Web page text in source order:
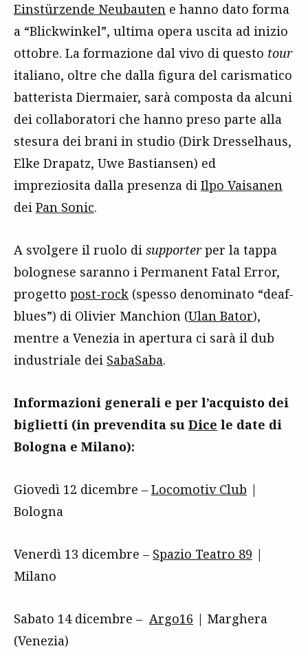
Einstürzende Neubauten e hanno dato forma
a “Blickwinkel”, ultima opera uscita ad inizio
ottobre. La formazione dal vivo di questo tour
italiano, oltre che dalla figura del carismatico
batterista Diermaier, sarà composta da alcuni
dei collaboratori che hanno preso parte alla
stesura dei brani in studio (Dirk Dresselhaus,
Elke Drapatz, Uwe Bastiansen) ed
impreziosita dalla presenza di Ilpo Vaisanen
dei Pan Sonic.
A svolgere il ruolo di supporterper la tappa
bolognese saranno i Permanent Fatal Error,
progetto post-rock (spesso denominato “deaf-
blues”) di Olivier Manchion (Ulan Bator),
mentre a Venezia in apertura ci sarà il dub
industriale dei SabaSaba.
Informazioni generali e per l’acquisto dei
biglietti (in prevendita su Dice le date di
Bologna e Milano):
Giovedì 12 dicembre – Locomotiv Club |
Bologna
Venerdì 13 dicembre – Spazio Teatro 89 |
Milano
Sabato 14 dicembre – Argo16 | Marghera
(Venezia)